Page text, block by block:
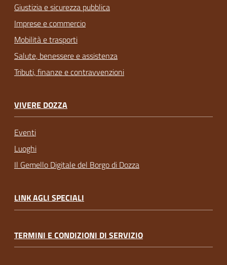
Giustizia e sicurezza pubblica
Imprese e commercio
Mobilità e trasporti
Salute, benessere e assistenza
Tributi, finanze e contravvenzioni
VIVERE DOZZA
Eventi
Luoghi
Il Gemello Digitale del Borgo di Dozza
LINK AGLI SPECIALI
TERMINI E CONDIZIONI DI SERVIZIO